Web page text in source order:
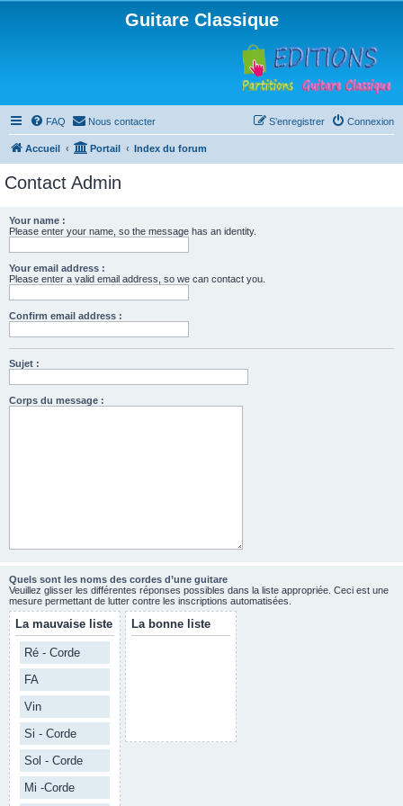
Guitare Classique
FAQ Nous contacter Connexion
S’enregistrer
Accueil Portail Index du forum
Contact Admin
Your name :
Please enter your name, so the message has an identity.
Your email address :
Please enter a valid email address, so we can contact you.
Confirm email address :
Sujet :
Corps du message :
Quels sont les noms des cordes d’une guitare
Veuillez glisser les différentes réponses possibles dans la liste appropriée. Ceci est une
mesure permettant de lutter contre les inscriptions automatisées.
La mauvaise liste
Ré - Corde
FA
Vin
Si - Corde
Sol - Corde
Mi -Corde
La bonne liste